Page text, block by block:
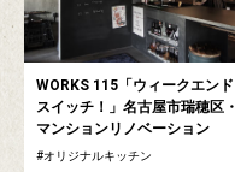
WORKS 115「ウィークエンド
スイッチ！」名古屋市瑞穂区・
マンションリノベーション
オリジナルキッチン